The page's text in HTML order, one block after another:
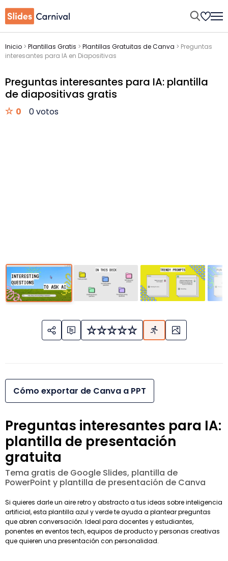
Inicio > Plantillas Gratis > Plantillas Gratuitas de Canva > Preguntas
interesantes para IA en Diapositivas
Preguntas interesantes para IA: plantilla
de diapositivas gratis
0 0 votos
Cómo exportar de Canva a PPT
Preguntas interesantes para IA:
plantilla de presentación
gratuita
Tema gratis de Google Slides, plantilla de
PowerPoint y plantilla de presentación de Canva
Si quieres darle un aire retro y abstracto a tus ideas sobre inteligencia
artificial, esta plantilla azul y verde te ayuda a plantear preguntas
que abren conversación. Ideal para docentes y estudiantes,
ponentes en eventos tech, equipos de producto y personas creativas
que quieren una presentación con personalidad.